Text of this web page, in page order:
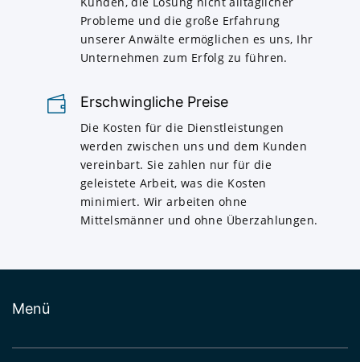
Probleme und die große Erfahrung
unserer Anwälte ermöglichen es uns, Ihr
Unternehmen zum Erfolg zu führen.
Erschwingliche Preise
Die Kosten für die Dienstleistungen
werden zwischen uns und dem Kunden
vereinbart. Sie zahlen nur für die
geleistete Arbeit, was die Kosten
minimiert. Wir arbeiten ohne
Mittelsmänner und ohne Überzahlungen.
Menü